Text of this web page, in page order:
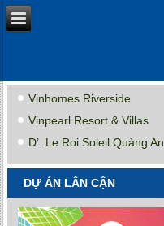
Vinhomes Riverside
Vinpearl Resort & Villas
D’. Le Roi Soleil Quảng An
DỰ ÁN LÂN CẬN